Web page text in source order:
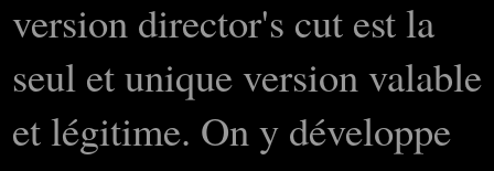
version director's cut est la
seul et unique version valable
et légitime. On y développe